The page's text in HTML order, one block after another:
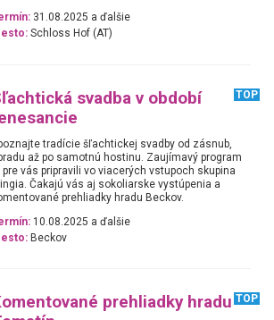
31.08.2025 a ďalšie
Schloss Hof (AT)
svadba v období
TOP
tradície šľachtickej svadby od zásnub,
až po samotnú hostinu. Zaujímavý program
pre vás pripravili vo viacerých vstupoch skupina
Čakajú vás aj sokoliarske vystúpenia a
prehliadky hradu Beckov.
10.08.2025 a ďalšie
Beckov
prehliadky hradu TOP